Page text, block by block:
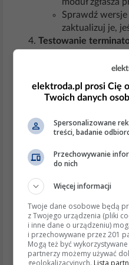
Sprawdź
zaktualizuj je,
Testowanie
(120 Ω każdy)
Rozwiązania
Naprawa lub
Dokręcenie lub
Wymiana
sterujących.
Wymiana
Aktualne
W odpowiedziach
informacji na temat
Zoeller. Sugeruje się
serwisem Zoeller w
danych
elektroda.pl prosi Cię
Twoich danych
Spersonalizowane
treści, badanie
Przechowywanie
do nich
Więcej informacji
Twoje dane osobowe będą
z Twojego urządzenia (pliki
i inne dane o urządzeniu)
i przechowywane przez 201
Mogą też być
partnerzy możemy używać
geolokalizacyjnych. Lista